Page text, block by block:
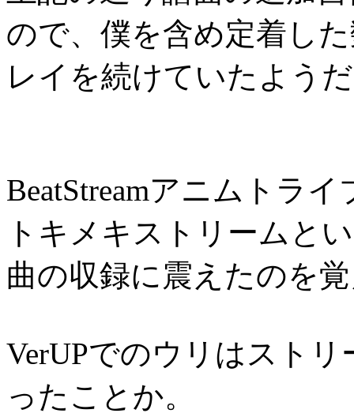
ので、僕を含め定着し
レイを続けていたよう
BeatStreamアニムトラ
トキメキストリームと
曲の収録に震えたのを
VerUPでのウリはスト
ったことか。